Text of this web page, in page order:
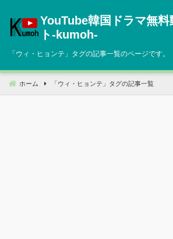
へ
動
YouTube韓国ドラマ無料
ト‐kumoh‐
「ウィ・ヒョンテ 」タグの記事一覧のページです。
ホーム 「 ウィ・ヒョンテ 」タグの記事一覧